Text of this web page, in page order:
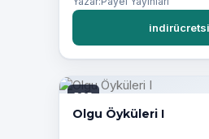
PDF
Olgu Öyküleri I